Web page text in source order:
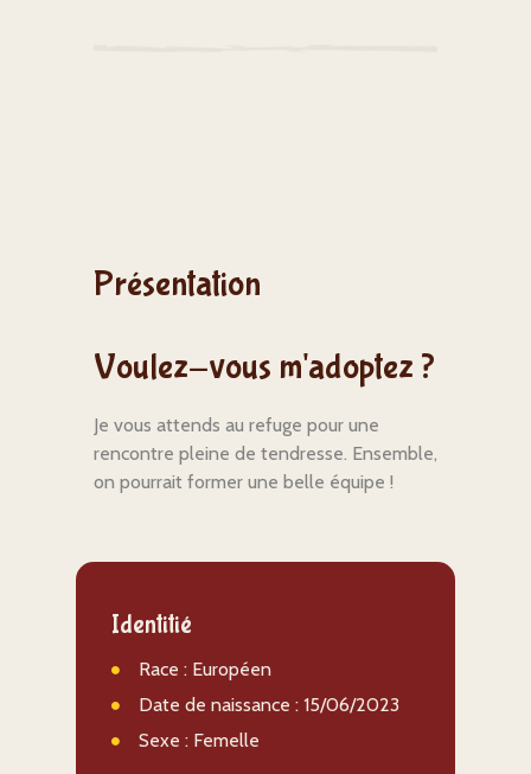
Présentation
Voulez-vous m'adoptez ?
Je vous attends au refuge pour une
rencontre pleine de tendresse. Ensemble,
on pourrait former une belle équipe !
Identitié
Race : Européen
Date de naissance : 15/06/2023
Sexe : Femelle